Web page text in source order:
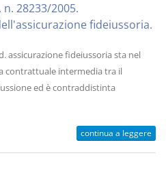
n. 28233/2005.
fideiussoria.
assicurazione fideiussoria sta nel
contrattuale intermedia tra il
ed è contraddistinta
continua a leggere